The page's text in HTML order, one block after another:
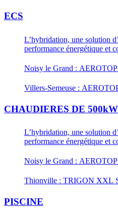
ECS
L’hybridation, une solution
performance énergétique et
Noisy le Grand :
Villers-Semeuse :
CHAUDIERES DE
L’hybridation, une solution
performance énergétique et
Noisy le Grand :
Thionville : TRIGON XXL
PISCINE